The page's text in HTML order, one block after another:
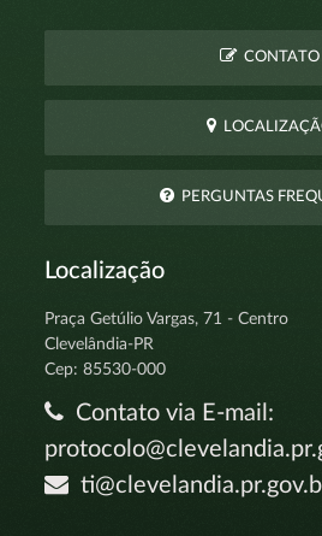
CONTATO
PERGUNTAS
Localização
Praça Getúlio Vargas, 71 - Centro
Clevelândia-PR
Cep: 85530-000
Contato via E-mail: